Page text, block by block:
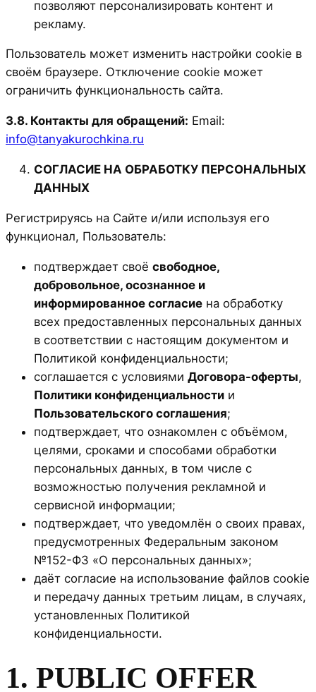
позволяют персонализировать контент и
рекламу.
Пользователь может изменить настройки cookie в
своём браузере. Отключение cookie может
ограничить функциональность сайта.
3.8. Контакты для обращений: Email:
info@tanyakurochkina.ru
СОГЛАСИЕ НА ОБРАБОТКУ ПЕРСОНАЛЬНЫХ
ДАННЫХ
Регистрируясь на Сайте и/или используя его
функционал, Пользователь:
подтверждает своё свободное,
добровольное, осознанное и
информированное согласие на обработку
всех предоставленных персональных данных
в соответствии с настоящим документом и
Политикой конфиденциальности;
соглашается с условиями Договора-оферты,
Политики конфиденциальности и
Пользовательского соглашения;
подтверждает, что ознакомлен с объёмом,
целями, сроками и способами обработки
персональных данных, в том числе с
возможностью получения рекламной и
сервисной информации;
подтверждает, что уведомлён о своих правах,
предусмотренных Федеральным законом
№152-ФЗ «О персональных данных»;
даёт согласие на использование файлов cookie
и передачу данных третьим лицам, в случаях,
установленных Политикой
конфиденциальности.
1. PUBLIC OFFER